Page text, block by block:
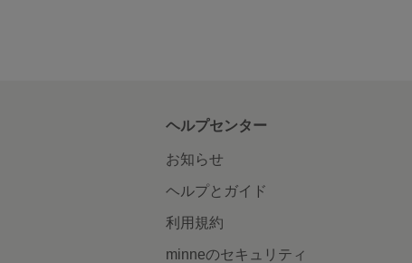
ヘルプセンター
お知らせ
ヘルプとガイド
利用規約
minneのセキュリティ